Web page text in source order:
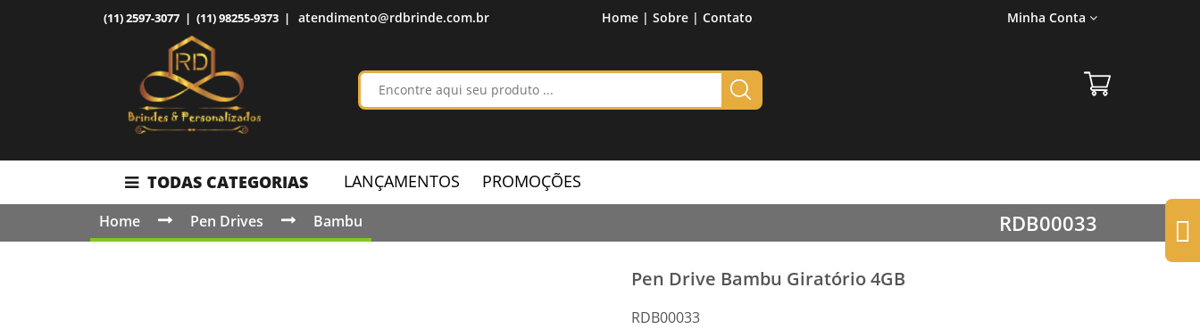
(11) 2597-3077 | (11) 98255-9373 | atendimento@rdbrinde.com.br Home | Sobre | Contato Minha Conta
TODAS CATEGORIAS LANÇAMENTOS PROMOÇÕES
Home Pen Drives Bambu RDB00033
Pen Drive Bambu Giratório 4GB
RDB00033